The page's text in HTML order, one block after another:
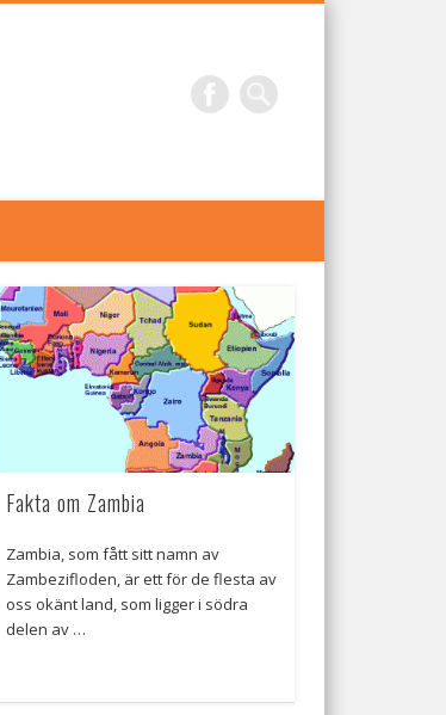
Fakta om Zambia
Zambia, som fått sitt namn av
Zambezifloden, är ett för de flesta av
oss okänt land, som ligger i södra
delen av …